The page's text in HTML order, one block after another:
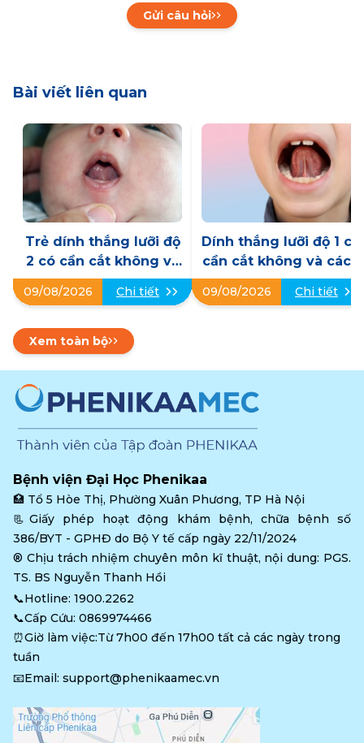
Gửi câu hỏi
Bài viết liên quan
Trẻ dính thắng lưỡi độ
2 có cần cắt không và
khi nào nên can thiệp
09/08/2026 Chi tiết
Dính thắng lưỡi độ 1 có
cần cắt không và cách
xử trí phù hợp
09/08/2026 Chi tiết
Xem toàn bộ
Bệnh viện Đại Học Phenikaa
🏥 Tổ 5 Hòe Thị, Phường Xuân Phương, TP Hà Nội
📃Giấy phép hoạt động khám bệnh, chữa bệnh số
386/BYT - GPHĐ do Bộ Y tế cấp ngày 22/11/2024
®️ Chịu trách nhiệm chuyên môn kĩ thuật, nội dung: PGS.
TS. BS Nguyễn Thanh Hồi
📞Hotline: 1900.2262
📞Cấp Cứu: 0869974466
⏰Giờ làm việc:Từ 7h00 đến 17h00 tất cả các ngày trong
tuần
📧Email: support@phenikaamec.vn